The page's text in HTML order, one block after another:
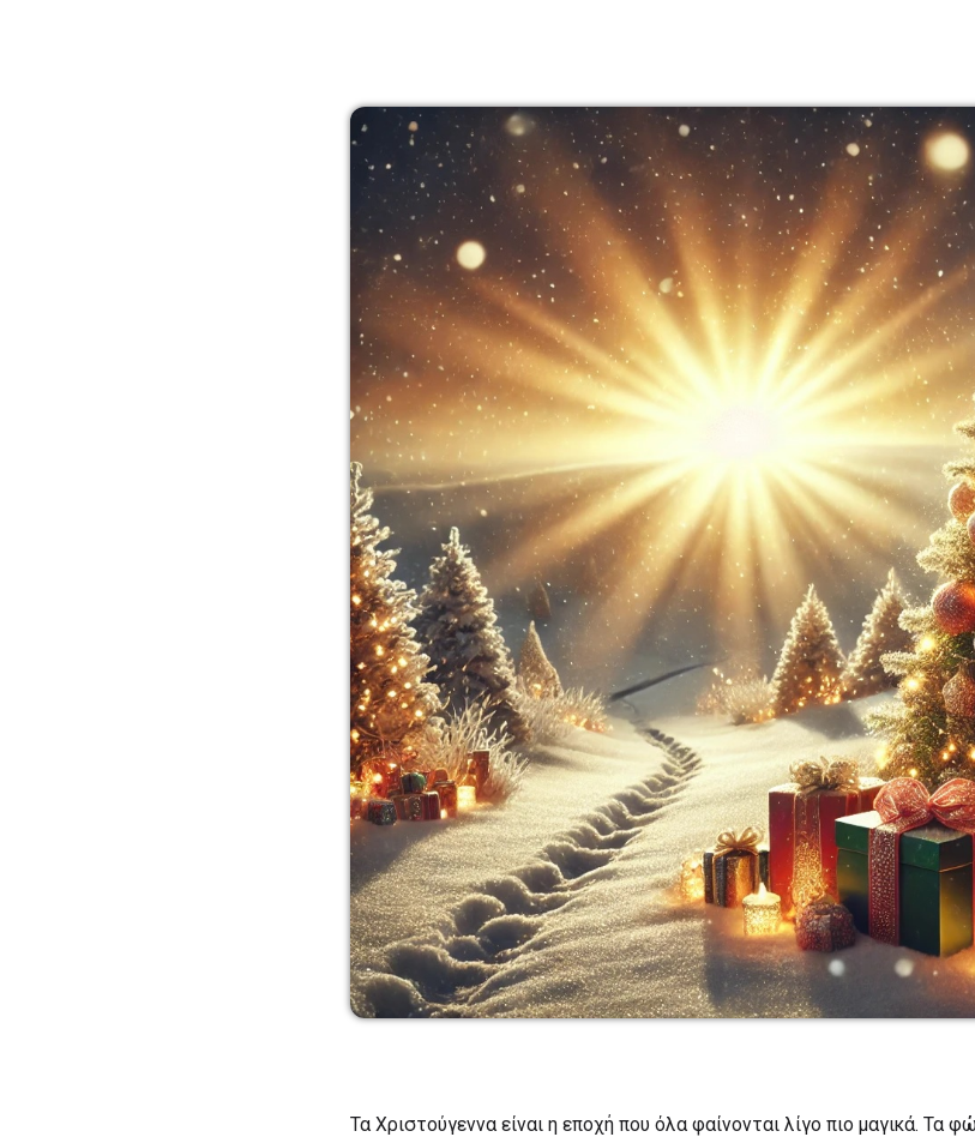
Τα Χριστούγεννα είναι η εποχή που όλα φαίνονται λίγο πιο μαγικά. Τα